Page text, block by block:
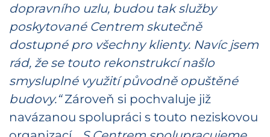
dopravního uzlu, budou tak služby
poskytované Centrem skutečně
dostupné pro všechny klienty. Navíc jsem
rád, že se touto rekonstrukcí našlo
smysluplné využití původně opuštěné
budovy.“Zároveň si pochvaluje již
navázanou spolupráci s touto neziskovou